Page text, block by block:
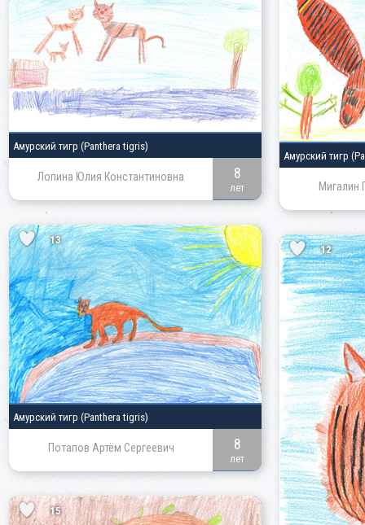
Амурский тигр (Panthera tigris)
Лопина Юлия Константиновна 8
лет
Амурский тигр
Мигалин
13
Амурский тигр (Panthera tigris)
Потапов Артём Сергеевич 8
лет
12
15